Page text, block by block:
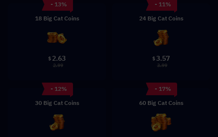
- 13%
18 Big Cat Coins
$ 2.63
2.99
- 11%
24 Big Cat Coins
$3.57
3.99
- 12%
30 Big Cat Coins
- 17%
60 Big Cat Coins